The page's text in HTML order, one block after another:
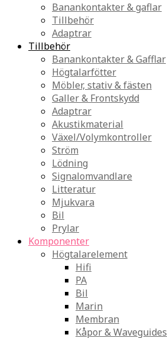
Banankontakter & gaflar
Tillbehör
Adaptrar
Tillbehör
Banankontakter & Gafflar
Högtalarfötter
Möbler, stativ & fästen
Galler & Frontskydd
Adaptrar
Akustikmaterial
Växel/Volymkontroller
Ström
Lödning
Signalomvandlare
Litteratur
Mjukvara
Bil
Prylar
Komponenter
Högtalarelement
Hifi
PA
Bil
Marin
Membran
Kåpor & Waveguides